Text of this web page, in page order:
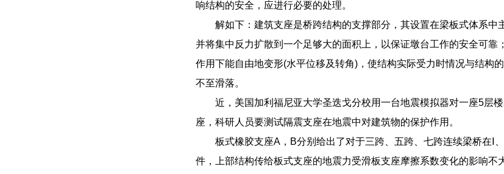
响结构的安全，应进行必要的处理。
解如下：建筑支座是桥跨结构的支撑部分，其设置在梁板式体系中
并将集中反力扩散到一个足够大的面积上，以保证墩台工作的安全可
作用下能自由地变形(水平位移及转角)，使结构实际受力时情况与结构
不至滑落。
近，美国加利福尼亚大学圣迭戈分校用一台地震模拟器对一座5层
座，科研人员要测试隔震支座在地震中对建筑物的保护作用。
板式橡胶支座A，B分别给出了对于三跨、五跨、七跨连续梁桥在
件，上部结构传给板式支座的地震力受滑板支座摩擦系数变化的影响